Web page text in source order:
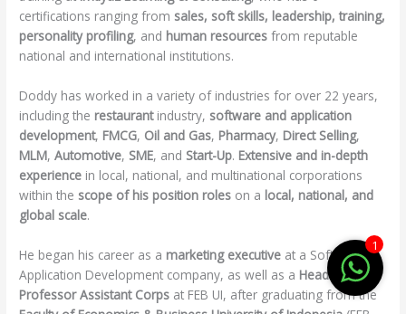
certifications ranging from sales, soft skills, leadership, training,
personality profiling, and human resourcesfrom reputable
national and international institutions.
Doddy has worked in a variety of industries for over 22 years,
including the restaurant industry, software and application
development, FMCG, Oil and Gas, Pharmacy, Direct Selling,
MLM,Automotive, SME, and Start-Up. Extensive and in-depth
experience in local, national, and multinational corporations
within the scope of his position roles on a local, national, and
global scale.
He began his career as a marketing executive at a Software &
Application Development company, as well as a Head of
Professor Assistant Corps at FEB UI, after graduating from the
1